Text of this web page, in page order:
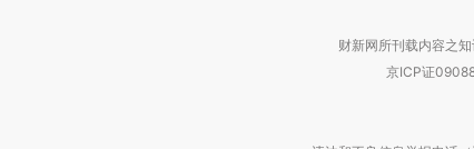
财新网所刊载内容之
京ICP证